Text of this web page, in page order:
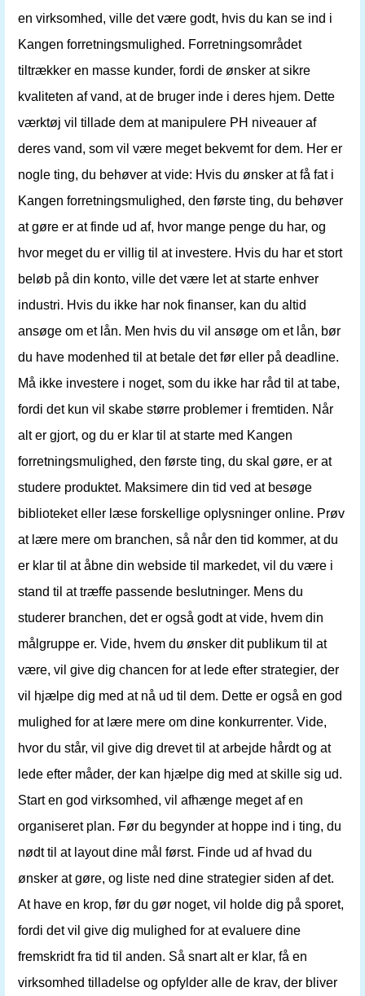
en virksomhed, ville det være godt, hvis du kan se ind i
Kangen forretningsmulighed. Forretningsområdet
tiltrækker en masse kunder, fordi de ønsker at sikre
kvaliteten af ​​vand, at de bruger inde i deres hjem. Dette
værktøj vil tillade dem at manipulere PH niveauer af
deres vand, som vil være meget bekvemt for dem. Her er
nogle ting, du behøver at vide: Hvis du ønsker at få fat i
Kangen forretningsmulighed, den første ting, du behøver
at gøre er at finde ud af, hvor mange penge du har, og
hvor meget du er villig til at investere. Hvis du har et stort
beløb på din konto, ville det være let at starte enhver
industri. Hvis du ikke har nok finanser, kan du altid
ansøge om et lån. Men hvis du vil ansøge om et lån, bør
du have modenhed til at betale det før eller på deadline.
Må ikke investere i noget, som du ikke har råd til at tabe,
fordi det kun vil skabe større problemer i fremtiden. Når
alt er gjort, og du er klar til at starte med Kangen
forretningsmulighed, den første ting, du skal gøre, er at
studere produktet. Maksimere din tid ved at besøge
biblioteket eller læse forskellige oplysninger online. Prøv
at lære mere om branchen, så når den tid kommer, at du
er klar til at åbne din webside til markedet, vil du være i
stand til at træffe passende beslutninger. Mens du
studerer branchen, det er også godt at vide, hvem din
målgruppe er. Vide, hvem du ønsker dit publikum til at
være, vil give dig chancen for at lede efter strategier, der
vil hjælpe dig med at nå ud til dem. Dette er også en god
mulighed for at lære mere om dine konkurrenter. Vide,
hvor du står, vil give dig drevet til at arbejde hårdt og at
lede efter måder, der kan hjælpe dig med at skille sig ud.
Start en god virksomhed, vil afhænge meget af en
organiseret plan. Før du begynder at hoppe ind i ting, du
nødt til at layout dine mål først. Finde ud af hvad du
ønsker at gøre, og liste ned dine strategier siden af ​​det.
At have en krop, før du gør noget, vil holde dig på sporet,
fordi det vil give dig mulighed for at evaluere dine
fremskridt fra tid til anden. Så snart alt er klar, få en
virksomhed tilladelse og opfylder alle de krav, der bliver